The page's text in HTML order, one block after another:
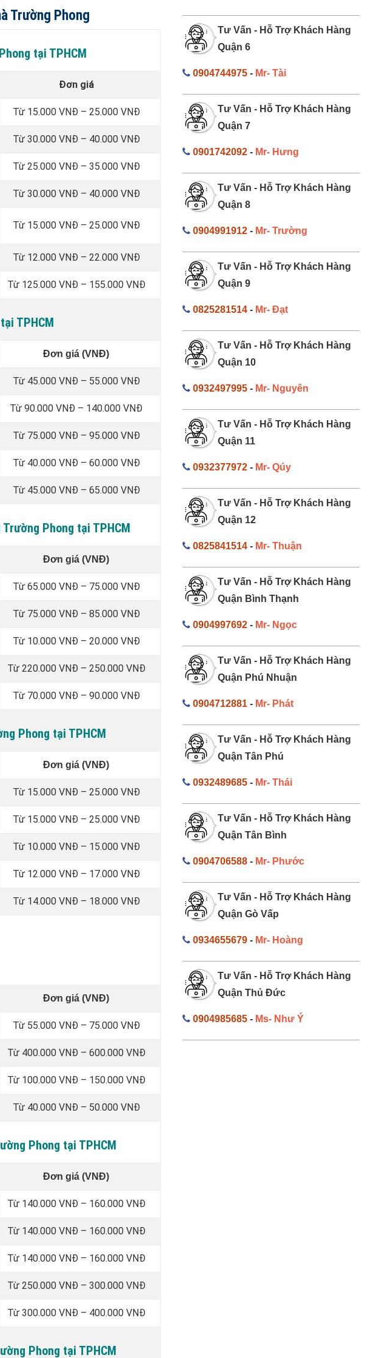
Trường Phong
tại TPHCM
Đơn giá
Từ 15.000 VNĐ – 25.000 VNĐ
Từ 30.000 VNĐ – 40.000 VNĐ
Từ 25.000 VNĐ – 35.000 VNĐ
Từ 30.000 VNĐ – 40.000 VNĐ
Từ 15.000 VNĐ – 25.000 VNĐ
Từ 12.000 VNĐ – 22.000 VNĐ
Từ 125.000 VNĐ – 155.000 VNĐ
TPHCM
Đơn giá (VNĐ)
Từ 45.000 VNĐ – 55.000 VNĐ
Từ 90.000 VNĐ – 140.000 VNĐ
Từ 75.000 VNĐ – 95.000 VNĐ
Từ 40.000 VNĐ – 60.000 VNĐ
Từ 45.000 VNĐ – 65.000 VNĐ
Phong tại TPHCM
Đơn giá (VNĐ)
Từ 65.000 VNĐ – 75.000 VNĐ
Từ 75.000 VNĐ – 85.000 VNĐ
Từ 10.000 VNĐ – 20.000 VNĐ
Từ 220.000 VNĐ – 250.000 VNĐ
Từ 70.000 VNĐ – 90.000 VNĐ
Phong tại TPHCM
Đơn giá (VNĐ)
Từ 15.000 VNĐ – 25.000 VNĐ
Từ 15.000 VNĐ – 25.000 VNĐ
Từ 10.000 VNĐ – 15.000 VNĐ
Từ 12.000 VNĐ – 17.000 VNĐ
Từ 14.000 VNĐ – 18.000 VNĐ
Đơn giá (VNĐ)
Từ 55.000 VNĐ – 75.000 VNĐ
Từ 400.000 VNĐ – 600.000 VNĐ
Từ 100.000 VNĐ – 150.000 VNĐ
Từ 40.000 VNĐ – 50.000 VNĐ
Phong tại TPHCM
Đơn giá (VNĐ)
Từ 140.000 VNĐ – 160.000 VNĐ
Từ 140.000 VNĐ – 160.000 VNĐ
Từ 140.000 VNĐ – 160.000 VNĐ
Từ 250.000 VNĐ – 300.000 VNĐ
Từ 300.000 VNĐ – 400.000 VNĐ
Phong tại TPHCM
Tư Vấn - Hỗ Trợ Khách Hàng
Quận 6
0904744975- Mr- Tài
Tư Vấn - Hỗ Trợ Khách Hàng
Quận 7
0901742092- Mr- Hưng
Tư Vấn - Hỗ Trợ Khách Hàng
Quận 8
0904991912- Mr- Trường
Tư Vấn - Hỗ Trợ Khách Hàng
Quận 9
0825281514- Mr- Đạt
Tư Vấn - Hỗ Trợ Khách Hàng
Quận 10
0932497995- Mr- Nguyên
Tư Vấn - Hỗ Trợ Khách Hàng
Quận 11
0932377972- Mr- Qúy
Tư Vấn - Hỗ Trợ Khách Hàng
Quận 12
0825841514- Mr- Thuận
Tư Vấn - Hỗ Trợ Khách Hàng
Quận Bình Thạnh
0904997692- Mr- Ngọc
Tư Vấn - Hỗ Trợ Khách Hàng
Quận Phú Nhuận
0904712881- Mr- Phát
Tư Vấn - Hỗ Trợ Khách Hàng
Quận Tân Phú
0932489685- Mr- Thái
Tư Vấn - Hỗ Trợ Khách Hàng
Quận Tân Bình
0904706588- Mr- Phước
Tư Vấn - Hỗ Trợ Khách Hàng
Quận Gò Vấp
0934655679- Mr- Hoàng
Tư Vấn - Hỗ Trợ Khách Hàng
Quận Thủ Đức
0904985685- Ms- Như Ý